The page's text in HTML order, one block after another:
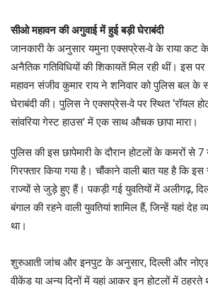
सीओ महावन की अगुवाई में हुई बड़ी घेराबंदी
​जानकारी के अनुसार यमुना एक्सप्रेस-वे के राया कट के
अनैतिक गतिविधियों की शिकायतें मिल रही थीं। इस
महावन संजीव कुमार राय ने शनिवार को पुलिस बल के
घेराबंदी की। पुलिस ने एक्सप्रेस-वे पर स्थित ‘रॉयल
सांवरिया गेस्ट हाउस’ में एक साथ औचक छापा मारा।
​पुलिस की इस छापेमारी के दौरान होटलों के कमरों से
गिरफ्तार किया गया है। चौंकाने वाली बात यह है कि
राज्यों से जुड़े हुए हैं। पकड़ी गई युवतियों में अलीगढ़,
बंगाल की रहने वाली युवतियां शामिल हैं, जिन्हें यहां देह
था।
​शुरुआती जांच और इनपुट के अनुसार, दिल्ली और
वीकेंड या अन्य दिनों में यहां आकर इन होटलों में ठहरते